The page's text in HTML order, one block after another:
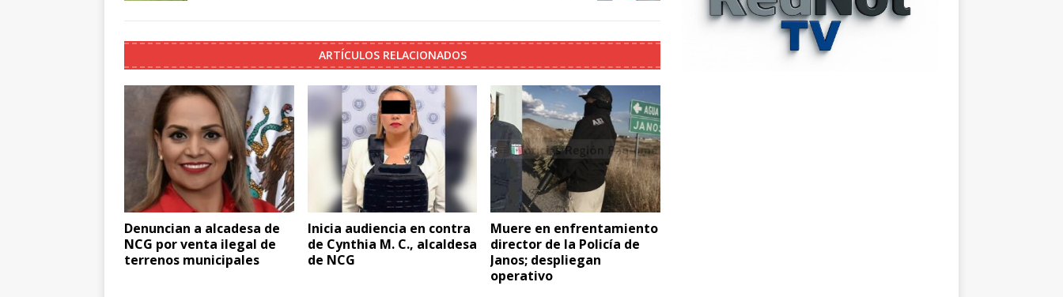
ARTÍCULOS RELACIONADOS
Denuncian a alcadesa de
NCG por venta ilegal de
terrenos municipales
Inicia audiencia en contra
de Cynthia M. C., alcaldesa
de NCG
Muere en enfrentamiento
director de la Policía de
Janos; despliegan
operativo